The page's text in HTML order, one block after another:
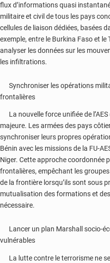
flux d’informations quasi
militaire et civil de tous les pays
cellules de liaison dédiées, basées
exemple, entre le Burkina Faso et
analyser les données sur les
les infiltrations.
Synchroniser les opérations
frontalières
La nouvelle force unifiée de
majeure. Les armées des pays
synchroniser leurs propres
Bénin avec les missions de la FU-
Niger. Cette approche coordonnée
frontalières, empêchant les
de la frontière lorsqu’ils sont sous
mutualisation des formations et
nécessaire.
Lancer un plan Marshall socio-
vulnérables
La lutte contre le terrorisme ne